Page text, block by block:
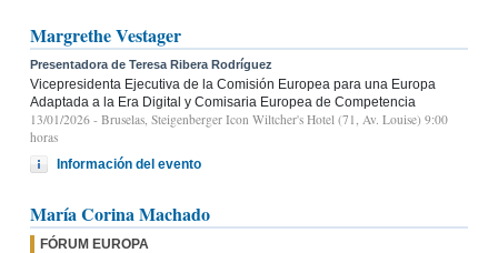
Margrethe Vestager
Presentadora de Teresa Ribera Rodríguez
Vicepresidenta Ejecutiva de la Comisión Europea para una Europa
Adaptada a la Era Digital y Comisaria Europea de Competencia
13/01/2026 - Bruselas, Steigenberger Icon Wiltcher's Hotel (71, Av. Louise) 9:00
horas
Información del evento
María Corina Machado
FÓRUM EUROPA